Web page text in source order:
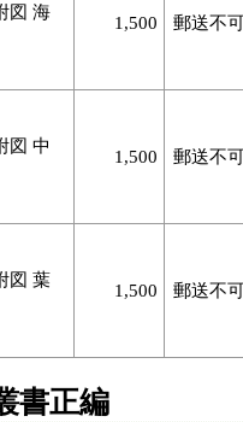
図 海
1,500 郵送不
図 中
1,500 郵送不
図 葉
1,500 郵送不
書正編